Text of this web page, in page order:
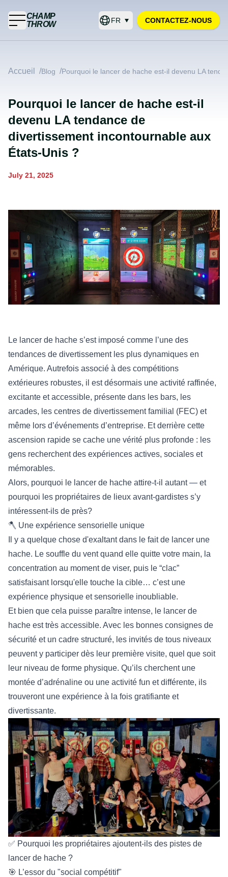
CHAMP
THROW
FR CONTACTEZ-NOUS
Accueil /Blog /Pourquoi le lancer de hache est-il devenu LA
Pourquoi le lancer de hache est-il
devenu LA tendance de
divertissement incontournable aux
États-Unis ?
July 21, 2025
Le lancer de hache s’est imposé comme l’une des
tendances de divertissement les plus dynamiques en
Amérique. Autrefois associé à des compétitions
extérieures robustes, il est désormais une activité raffinée,
excitante et accessible, présente dans les bars, les
arcades, les centres de divertissement familial (FEC) et
même lors d’événements d’entreprise. Et derrière cette
ascension rapide se cache une vérité plus profonde : les
gens recherchent des expériences actives, sociales et
mémorables.
Alors, pourquoi le lancer de hache attire-t-il autant — et
pourquoi les propriétaires de lieux avant-gardistes s’y
intéressent-ils de près?
🪓 Une expérience sensorielle unique
Il y a quelque chose d'exaltant dans le fait de lancer une
hache. Le souffle du vent quand elle quitte votre main, la
concentration au moment de viser, puis le “clac”
satisfaisant lorsqu'elle touche la cible… c’est une
expérience physique et sensorielle inoubliable.
Et bien que cela puisse paraître intense, le lancer de
hache est très accessible. Avec les bonnes consignes de
sécurité et un cadre structuré, les invités de tous niveaux
peuvent y participer dès leur première visite, quel que soit
leur niveau de forme physique. Qu’ils cherchent une
montée d’adrénaline ou une activité fun et différente, ils
trouveront une expérience à la fois gratifiante et
divertissante.
✅ Pourquoi les propriétaires ajoutent-ils des pistes de
lancer de hache ?
🎯 L’essor du "social compétitif"